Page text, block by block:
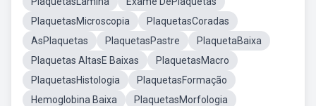
PlaquetasMicroscopia
PlaquetasCoradas
AsPlaquetas
PlaquetasPastre
PlaquetaBaixa
Plaquetas AltasE Baixas
PlaquetasMacro
PlaquetasHistologia
PlaquetasFormação
Hemoglobina Baixa
PlaquetasMorfologia